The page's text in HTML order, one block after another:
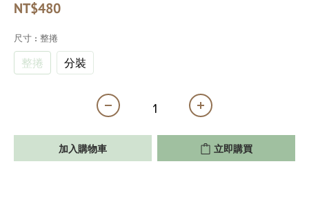
NT$480
尺寸 : 整捲
整捲 分裝
加入購物車 立即購買